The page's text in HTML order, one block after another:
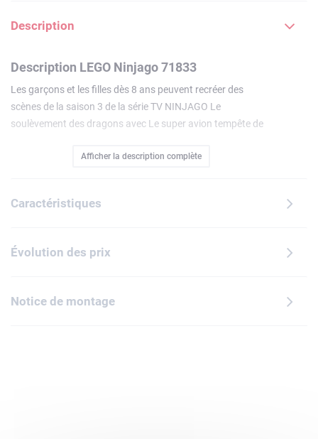
Description
Description LEGO Ninjago 71833
Les garçons et les filles dès 8 ans peuvent recréer des
scènes de la saison 3 de la série TV NINJAGO Le
soulèvement des dragons avec Le super avion tempête de
un drone amovible et une capsule d'évasion, un mini dragon
pour s'amuser pendant des heures. Ce superbe jouet
lames et de moteurs amovibles faisant office d'armes, 2
cockpits, dont un qui, une fois détaché, forme une capsule
réglables et des lames tempête tournoyantes. La gamme de
sets de construction LEGO NINJAGO (vendus séparément)
Afficher la description complète
Caractéristiques
Évolution des prix
Notice de montage